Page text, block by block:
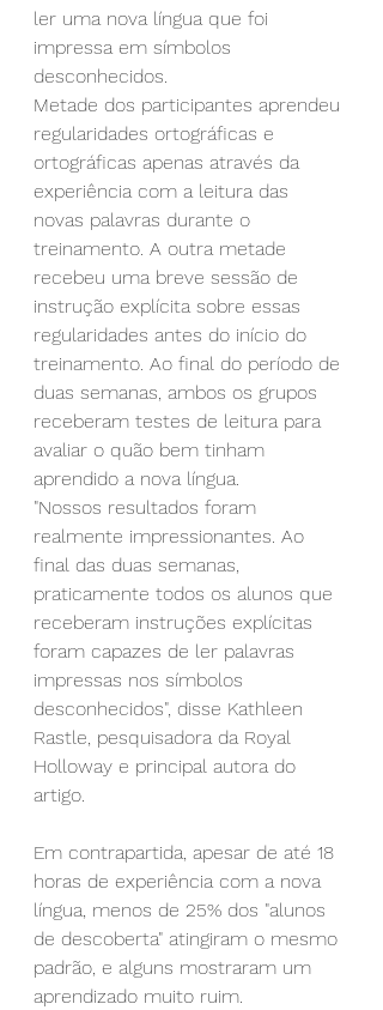
ler uma nova língua que foi
impressa em símbolos
desconhecidos.
Metade dos participantes aprendeu
regularidades ortográficas e
ortográficas apenas através da
experiência com a leitura das
novas palavras durante o
treinamento. A outra metade
recebeu uma breve sessão de
instrução explícita sobre essas
regularidades antes do início do
treinamento. Ao final do período de
duas semanas, ambos os grupos
receberam testes de leitura para
avaliar o quão bem tinham
aprendido a nova língua.
"Nossos resultados foram
realmente impressionantes. Ao
final das duas semanas,
praticamente todos os alunos que
receberam instruções explícitas
foram capazes de ler palavras
impressas nos símbolos
desconhecidos", disse Kathleen
Rastle, pesquisadora da Royal
Holloway e principal autora do
artigo.
Em contrapartida, apesar de até 18
horas de experiência com a nova
língua, menos de 25% dos "alunos
de descoberta" atingiram o mesmo
padrão, e alguns mostraram um
aprendizado muito ruim.